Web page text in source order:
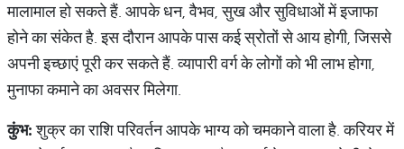
मालामाल हो सकते हैं. आपके धन, वैभव, सुख और सुविधाओं में इजाफा
होने का संकेत है. इस दौरान आपके पास कई स्रोतों से आय होगी, जिससे
अपनी इच्छाएं पूरी कर सकते हैं. व्यापारी वर्ग के लोगों को भी लाभ होगा,
मुनाफा कमाने का अवसर मिलेगा.
कुंभ:शुक्र का राशि परिवर्तन आपके भाग्य को चमकाने वाला है. करियर में